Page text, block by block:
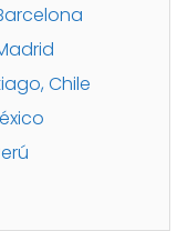
Chile